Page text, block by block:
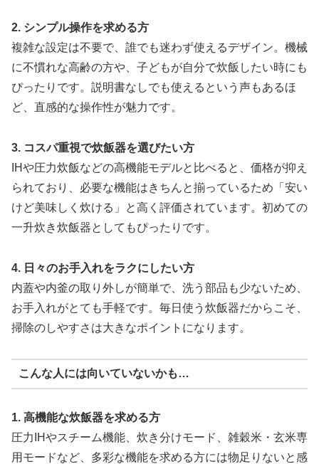
2. シンプル操作を求める方
複雑な設定は不要で、誰でも迷わず使えるデザイン。機械
に不慣れな高齢の方や、子どもが自分で炊飯したい時にも
ぴったりです。説明書なしでも使えるという声もあるほ
ど、直感的な操作性が魅力です。
3. コスパ重視で炊飯器を選びたい方
IHや圧力炊飯などの高機能モデルと比べると、価格が抑え
られており、必要な機能はきちんと揃っているため「安い
けど美味しく炊ける」と高く評価されています。初めての
一升炊き炊飯器としてもぴったりです。
4. 日々のお手入れをラクにしたい方
内蓋や内釜の取り外しが簡単で、洗う部品も少ないため、
お手入れがとても手軽です。毎日使う炊飯器だからこそ、
掃除のしやすさは大きなポイントになります。
こんな人には向いていないかも…
1. 高機能な炊飯器を求める方
圧力IHやスチーム機能、炊き分けモード、雑穀米・玄米専
用モードなど、多彩な機能を求める方には物足りないと感